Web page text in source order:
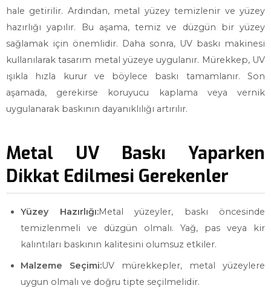
hale getirilir. Ardından, metal yüzey temizlenir ve yüzey
hazırlığı yapılır. Bu aşama, temiz ve düzgün bir yüzey
sağlamak için önemlidir. Daha sonra, UV baskı makinesi
kullanılarak tasarım metal yüzeye uygulanır. Mürekkep, UV
ışıkla hızla kurur ve böylece baskı tamamlanır. Son
aşamada, gerekirse koruyucu kaplama veya vernik
uygulanarak baskının dayanıklılığı artırılır.
Metal UV Baskı Yaparken
Dikkat Edilmesi Gerekenler
Yüzey Hazırlığı:Metal yüzeyler, baskı öncesinde
temizlenmeli ve düzgün olmalı. Yağ, pas veya kir
kalıntıları baskının kalitesini olumsuz etkiler.
Malzeme Seçimi:UV mürekkepler, metal yüzeylere
uygun olmalı ve doğru tipte seçilmelidir.